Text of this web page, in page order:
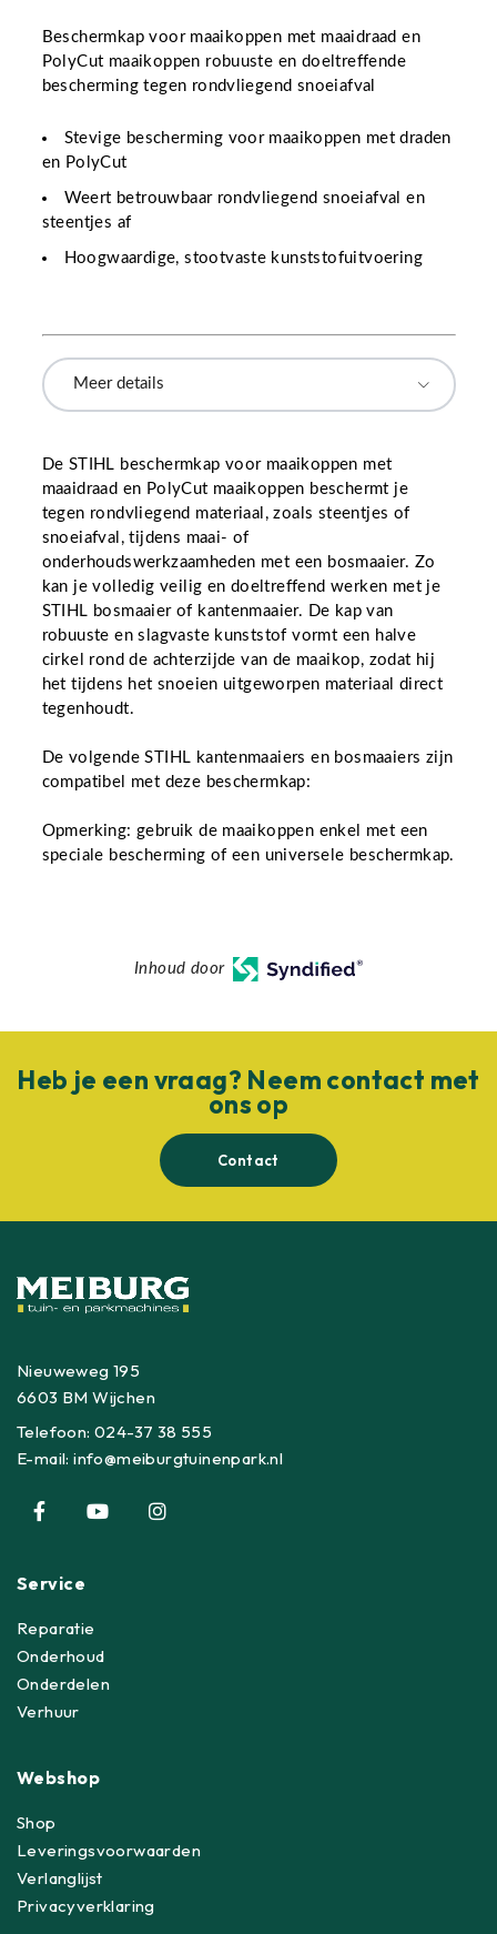
Beschermkap voor maaikoppen met maaidraad en
PolyCut maaikoppen robuuste en doeltreffende
bescherming tegen rondvliegend snoeiafval
Stevige bescherming voor maaikoppen met draden
en PolyCut
Weert betrouwbaar rondvliegend snoeiafval en
steentjes af
Hoogwaardige, stootvaste kunststofuitvoering
De STIHL beschermkap voor maaikoppen met
maaidraad en PolyCut maaikoppen beschermt je
tegen rondvliegend materiaal, zoals steentjes of
snoeiafval, tijdens maai- of
onderhoudswerkzaamheden met een bosmaaier. Zo
kan je volledig veilig en doeltreffend werken met je
STIHL bosmaaier of kantenmaaier. De kap van
robuuste en slagvaste kunststof vormt een halve
cirkel rond de achterzijde van de maaikop, zodat hij
het tijdens het snoeien uitgeworpen materiaal direct
tegenhoudt.
De volgende STIHL kantenmaaiers en bosmaaiers zijn
compatibel met deze beschermkap:
Opmerking: gebruik de maaikoppen enkel met een
speciale bescherming of een universele beschermkap.
Inhoud door
Heb je een vraag? Neem contact met
ons op
Contact
Nieuweweg 195
6603 BM Wijchen
Telefoon:024-37 38 555
E-mail:info@meiburgtuinenpark.nl
Service
Reparatie
Onderhoud
Onderdelen
Verhuur
Webshop
Shop
Leveringsvoorwaarden
Verlanglijst
Privacyverklaring